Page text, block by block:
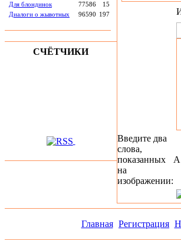
Для блондинок
77586
15
Диалоги о жывотных
96590 197
СЧЁТЧИКИ
Введите два
слова,
показанных
на
изображении:
А
Главная Регистрация